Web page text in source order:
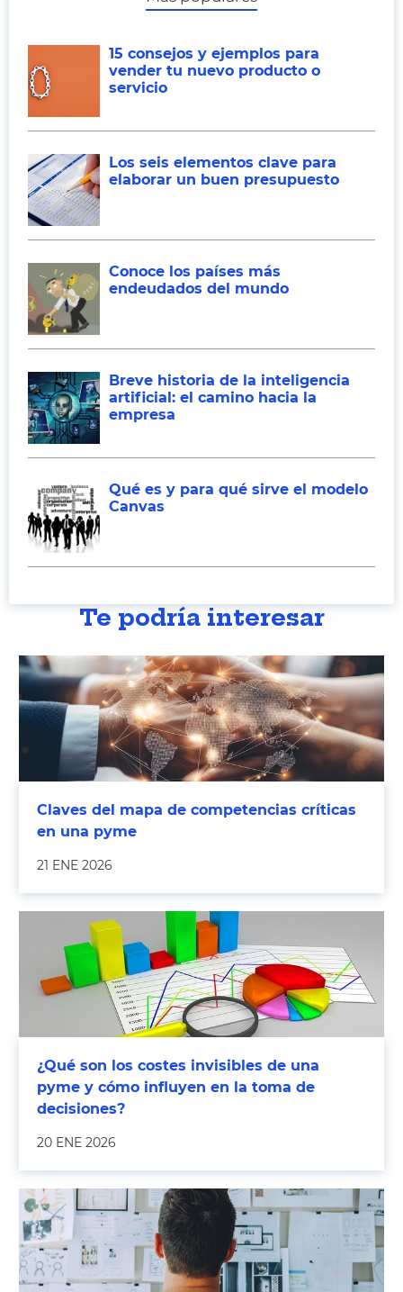
15 consejos y ejemplos para
vender tu nuevo producto o
servicio
Los seis elementos clave para
elaborar un buen presupuesto
Conoce los países más
endeudados del mundo
Breve historia de la inteligencia
artificial: el camino hacia la
empresa
Qué es y para qué sirve el modelo
Canvas
Te podría interesar
Claves del mapa de competencias críticas
en una pyme
21 ENE 2026
¿Qué son los costes invisibles de una
pyme y cómo influyen en la toma de
decisiones?
20 ENE 2026